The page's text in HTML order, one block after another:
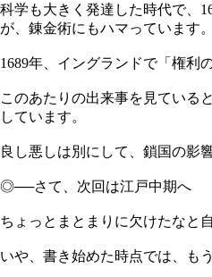
科学も大きく発達した時代で、
が、錬金術にもハマっています
1689年、イングランドで「権利
このあたりの出来事を見ている
しています。
良し悪しは別にして、鎖国の影
◎──さて、次回は江戸中期へ
ちょっとまとまりに欠けたなと
いや、書き始めた時点では、も